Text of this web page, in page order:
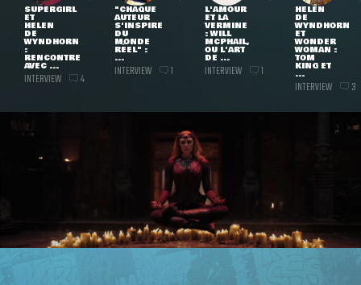
SUPERGIRL
ET
HELEN
DE
WYNDHORN
:
RENCONTRE
AVEC ...
INTERVIEW 4
"CHAQUE
AUTEUR
S'INSPIRE
DU
MONDE
RÉEL" :
...
INTERVIEW 1
L'AMOUR
ET LA
VERMINE
: WILL
MCPHAIL,
OU L'ART
DE ...
INTERVIEW 1
HELEN
DE
WYNDHORN
ET
WONDER
WOMAN :
TOM
KING ET
...
INTERVIEW 3